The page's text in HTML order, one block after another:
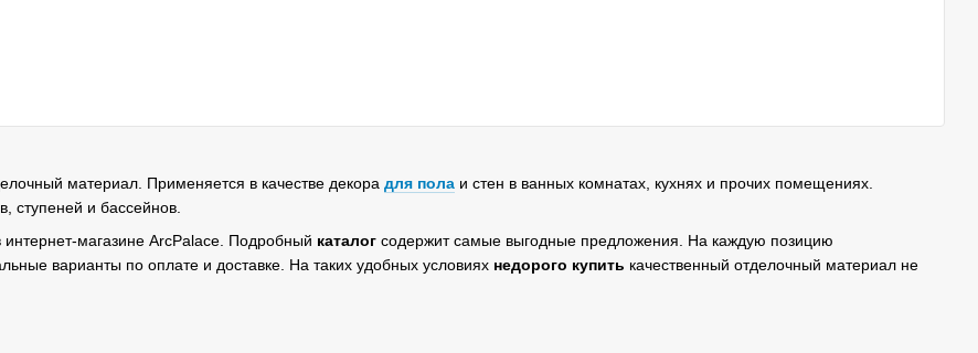
материал. Применяется в качестве декора для пола и стен в ванных комнатах, кухнях и прочих помещениях.
ступеней и бассейнов.
интернет-магазине ArcPalace. Подробный каталог содержит самые выгодные предложения. На каждую позицию
варианты по оплате и доставке. На таких удобных условиях недорого купить качественный отделочный материал не